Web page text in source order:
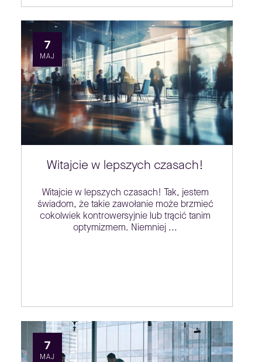
7
MAJ
Witajcie w lepszych czasach!
Witajcie w lepszych czasach! Tak, jestem
świadom, że takie zawołanie może brzmieć
cokolwiek kontrowersyjnie lub trącić tanim
optymizmem. Niemniej ...
7
MAJ